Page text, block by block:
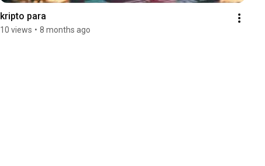
kripto para
10 views • 8 months ago